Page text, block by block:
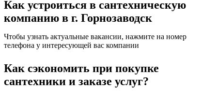
Как устроиться в сантехническую
компанию в г. Горнозаводск
Чтобы узнать актуальные вакансии, нажмите на номер
телефона у интересующей вас компании
Как сэкономить при покупке
сантехники и заказе услуг?